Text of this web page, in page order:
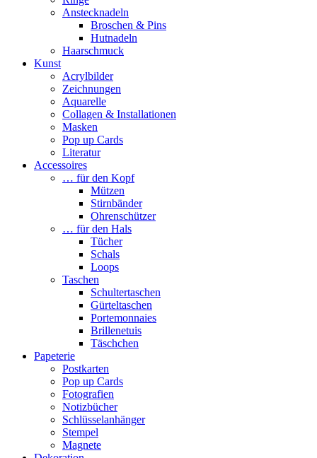
Anstecknadeln
Broschen & Pins
Hutnadeln
Haarschmuck
Kunst
Acrylbilder
Zeichnungen
Aquarelle
Collagen & Installationen
Masken
Pop up Cards
Literatur
Accessoires
… für den Kopf
Mützen
Stirnbänder
Ohrenschützer
… für den Hals
Tücher
Schals
Loops
Taschen
Schultertaschen
Gürteltaschen
Portemonnaies
Brillenetuis
Täschchen
Papeterie
Postkarten
Pop up Cards
Fotografien
Notizbücher
Schlüsselanhänger
Stempel
Magnete